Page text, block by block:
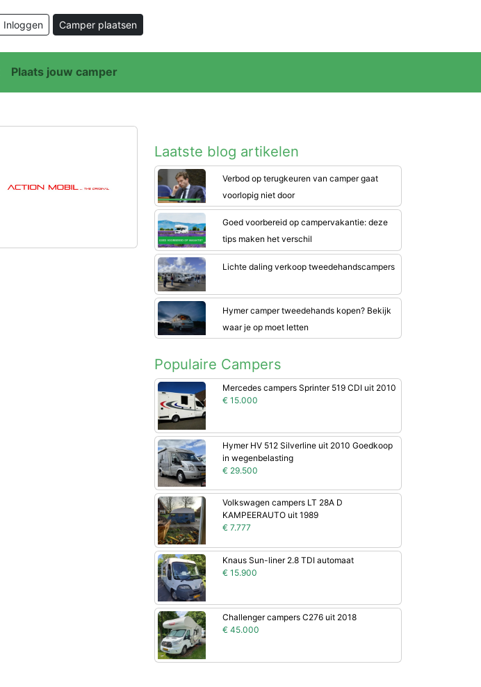
Inloggen Camper plaatsen
Plaats jouw camper
Laatste blog artikelen
Verbod op terugkeuren van camper gaat
voorlopig niet door
Goed voorbereid op campervakantie: deze
tips maken het verschil
Lichte daling verkoop tweedehandscampers
Hymer camper tweedehands kopen? Bekijk
waar je op moet letten
Populaire Campers
Mercedes campers Sprinter 519 CDI uit 2010
€ 15.000
Hymer HV 512 Silverline uit 2010 Goedkoop
in wegenbelasting
€ 29.500
Volkswagen campers LT 28A D
KAMPEERAUTO uit 1989
€ 7.777
Knaus Sun-liner 2.8 TDI automaat
€ 15.900
Challenger campers C276 uit 2018
€ 45.000